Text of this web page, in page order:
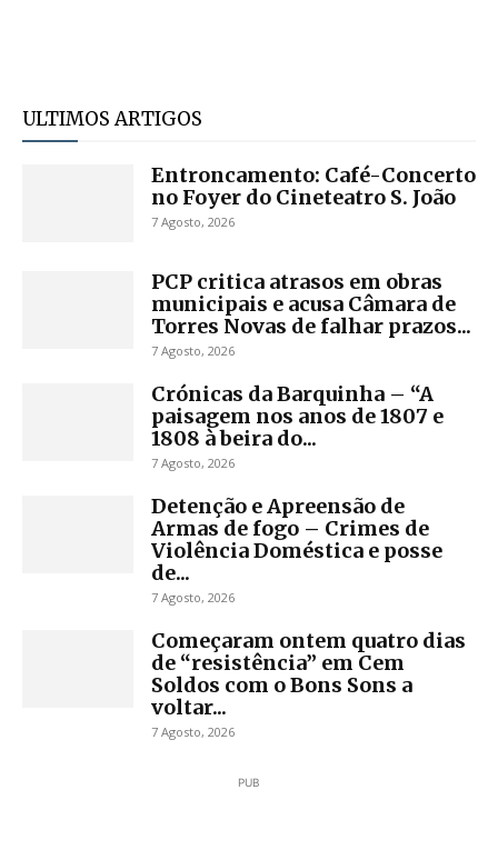
ULTIMOS ARTIGOS
Entroncamento: Café-Concerto
no Foyer do Cineteatro S. João
7 Agosto, 2026
PCP critica atrasos em obras
municipais e acusa Câmara de
Torres Novas de falhar prazos...
7 Agosto, 2026
Crónicas da Barquinha – “A
paisagem nos anos de 1807 e
1808 à beira do...
7 Agosto, 2026
Detenção e Apreensão de
Armas de fogo – Crimes de
Violência Doméstica e posse
de...
7 Agosto, 2026
Começaram ontem quatro dias
de “resistência” em Cem
Soldos com o Bons Sons a
voltar...
7 Agosto, 2026
PUB